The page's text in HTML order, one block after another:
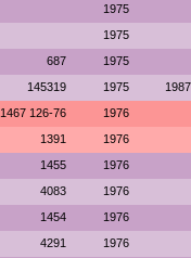
1975
1975
687 1975
145319 1975 1987
1467 126-76 1976
1391 1976
1455 1976
4083 1976
1454 1976
4291 1976